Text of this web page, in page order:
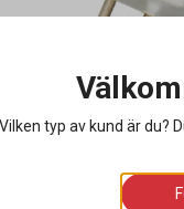
Vilken typ av kund är du?